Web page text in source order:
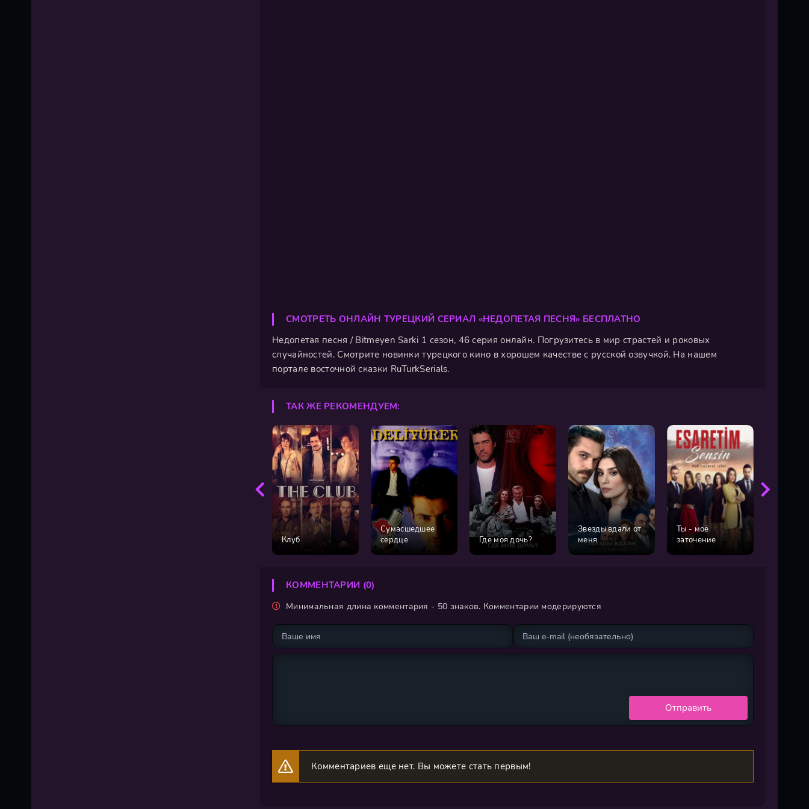
СМОТРЕТЬ ОНЛАЙН ТУРЕЦКИЙ СЕРИАЛ «НЕДОПЕТАЯ ПЕСНЯ» БЕСПЛАТНО
Недопетая песня / Bitmeyen Sarki 1 сезон, 46 серия онлайн. Погрузитесь в мир страстей и роковых
случайностей. Смотрите новинки турецкого кино в хорошем качестве с русской озвучкой. На нашем
портале восточной сказки RuTurkSerials.
ТАК ЖЕ РЕКОМЕНДУЕМ:
Клуб
Сумасшедшее
сердце
Где моя дочь?
Звезды вдали от
меня
Ты - моё
заточение
КОММЕНТАРИИ (0)
Минимальная длина комментария - 50 знаков. Комментарии модерируются
Отправить
Комментариев еще нет. Вы можете стать первым!